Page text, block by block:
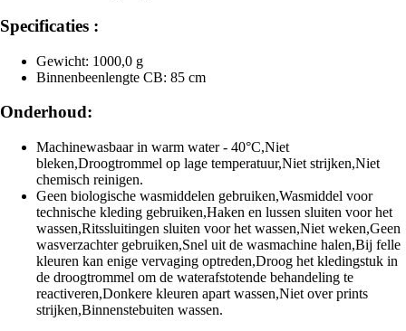
Specificaties :
Gewicht: 1000,0 g
Binnenbeenlengte CB: 85 cm
Onderhoud:
Machinewasbaar in warm water - 40°C,Niet
bleken,Droogtrommel op lage temperatuur,Niet strijken,Niet
chemisch reinigen.
Geen biologische wasmiddelen gebruiken,Wasmiddel voor
technische kleding gebruiken,Haken en lussen sluiten voor het
wassen,Ritssluitingen sluiten voor het wassen,Niet weken,Geen
wasverzachter gebruiken,Snel uit de wasmachine halen,Bij felle
kleuren kan enige vervaging optreden,Droog het kledingstuk in
de droogtrommel om de waterafstotende behandeling te
reactiveren,Donkere kleuren apart wassen,Niet over prints
strijken,Binnenstebuiten wassen.